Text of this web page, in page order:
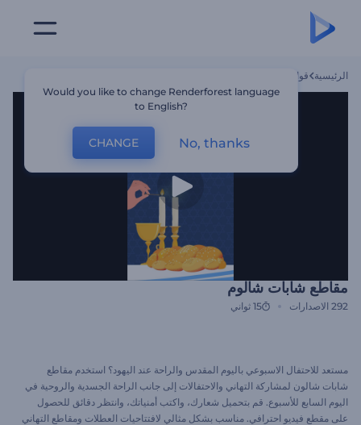
الرئيسية قوالب
مقاطع شابات شالوم
292 الاصدارات 15 ثواني
مستعد للاحتفال الاسبوعي باليوم المقدس والراحة عند اليهود؟ استخدم مقاطع
شابات شالون لمشاركة التهاني والاحتفالات إلى جانب الراحة الجسدية والروحية في
اليوم السابع للأسبوع. قم بتحميل شعارك، واكتب أمنياتك، وانتظر دقائق للحصول
على مقطع فيديو احترافي. مناسب بشكل مثالي لافتتاحيات العطلات ومقاطع التهاني
Would you like to change Renderforest language
to English?
CHANGE No, thanks